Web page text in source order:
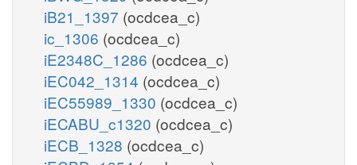
iB21_1397 (ocdcea_c)
ic_1306 (ocdcea_c)
iE2348C_1286 (ocdcea_c)
iEC042_1314 (ocdcea_c)
iEC55989_1330 (ocdcea_c)
iECABU_c1320 (ocdcea_c)
iECB_1328 (ocdcea_c)